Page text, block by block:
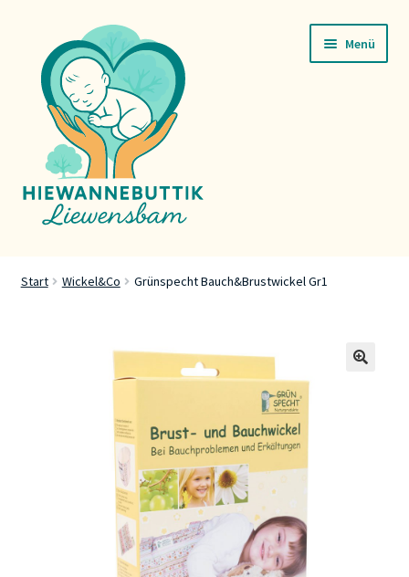
Navigation
springen
Inhalt
springen
Menü
Start Wickel&Co Grünspecht Bauch&Brustwickel Gr1